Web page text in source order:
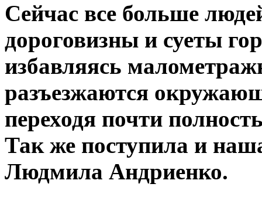
Сейчас все больше
дороговизны и суеты
избавляясь
разъезжаются
переходя почти
Так же поступила и
Людмила Андриенко.